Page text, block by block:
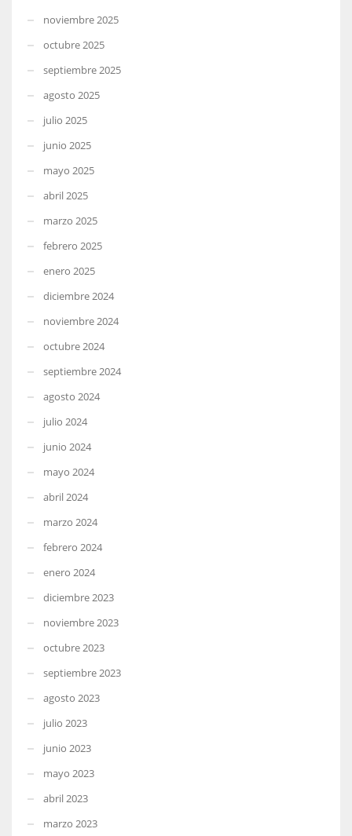
noviembre 2025
octubre 2025
septiembre 2025
agosto 2025
julio 2025
junio 2025
mayo 2025
abril 2025
marzo 2025
febrero 2025
enero 2025
diciembre 2024
noviembre 2024
octubre 2024
septiembre 2024
agosto 2024
julio 2024
junio 2024
mayo 2024
abril 2024
marzo 2024
febrero 2024
enero 2024
diciembre 2023
noviembre 2023
octubre 2023
septiembre 2023
agosto 2023
julio 2023
junio 2023
mayo 2023
abril 2023
marzo 2023